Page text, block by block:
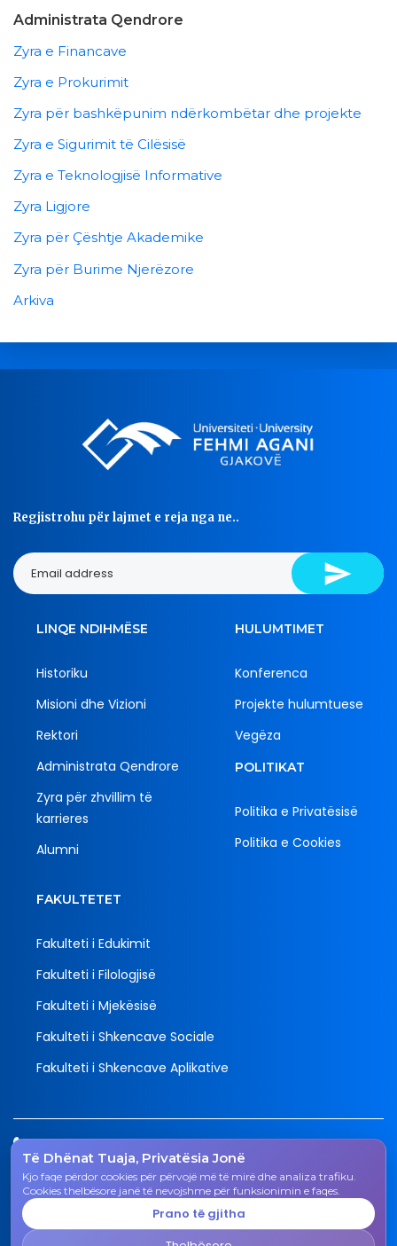
Administrata Qendrore
Zyra e Financave
Zyra e Prokurimit
Zyra për bashkëpunim ndërkombëtar dhe projekte
Zyra e Sigurimit të Cilësisë
Zyra e Teknologjisë Informative
Zyra Ligjore
Zyra për Çështje Akademike
Zyra për Burime Njerëzore
Arkiva
Të Dhënat Tuaja, Privatësia Jonë
Kjo faqe përdor cookies për përvojë më të mirë dhe analiza trafiku.
Cookies thelbësore janë të nevojshme për funksionimin e faqes.
Prano të gjitha
Regjistrohu për lajmet e reja nga ne..
LINQE NDIHMËSE
Historiku
Misioni dhe Vizioni
Rektori
Administrata Qendrore
Zyra për zhvillim të
karrieres
Alumni
HULUMTIMET
Konferenca
Projekte hulumtuese
Vegëza
POLITIKAT
Politika e Privatësisë
Politika e Cookies
FAKULTETET
Fakulteti i Edukimit
Fakulteti i Filologjisë
Fakulteti i Mjekësisë
Fakulteti i Shkencave Sociale
Fakulteti i Shkencave Aplikative
038 200 20 831
Email
rektorati@uni-gjk.org